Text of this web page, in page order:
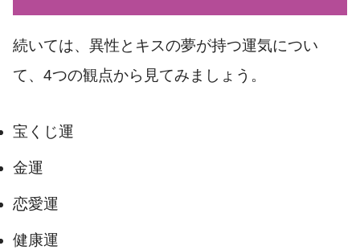
続いては、異性とキスの夢が持つ運気につい
て、4つの観点から見てみましょう。
宝くじ運
金運
恋愛運
健康運